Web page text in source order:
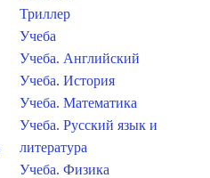
Триллер
Учеба
Учеба. Английский
Учеба. История
Учеба. Математика
Учеба. Русский язык и
литература
Учеба. Физика